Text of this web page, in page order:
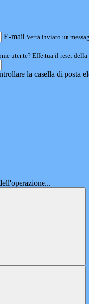
E-mail Verrà inviato un
utente? Effettua il reset della
la casella di posta